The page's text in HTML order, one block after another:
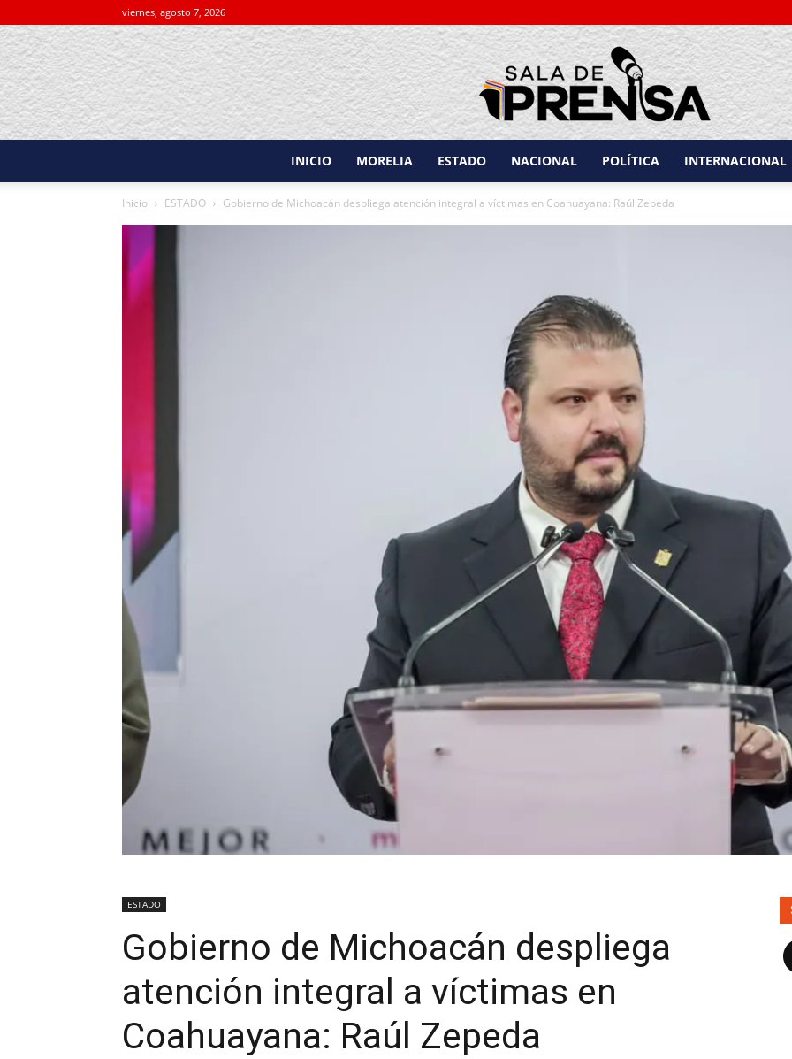
viernes, agosto 7, 2026
de
Prensa
Noticias
INICIO MORELIA ESTADO NACIONAL POLÍTICA INTERNACIONAL
Inicio ESTADO Gobierno de Michoacán despliega atención integral a víctimas en Coahuayana: Raúl Zepeda
ESTADO
Gobierno de Michoacán despliega
atención integral a víctimas en
Coahuayana: Raúl Zepeda